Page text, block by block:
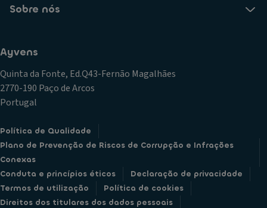
Sobre nós
Ayvens
Quinta da Fonte, Ed.Q43-Fernão Magalhães
2770-190 Paço de Arcos
Portugal
Política de Qualidade
Plano de Prevenção de Riscos de Corrupção e Infrações
Conexas
Conduta e princípios éticos
Declaração de privacidade
Termos de utilização
Política de cookies
Direitos dos titulares dos dados pessoais